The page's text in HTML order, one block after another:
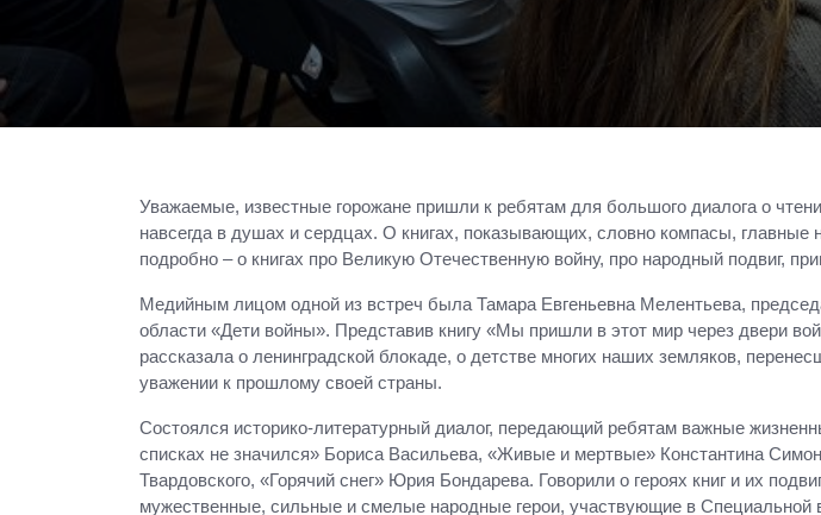
Уважаемые, известные горожане пришли к ребятам для большого диалога о
навсегда в душах и сердцах. О книгах, показывающих, словно компасы,
подробно – о книгах про Великую Отечественную войну, про народный подвиг,
Медийным лицом одной из встреч была Тамара Евгеньевна Мелентьева,
области «Дети войны». Представив книгу «Мы пришли в этот мир через двери
рассказала о ленинградской блокаде, о детстве многих наших земляков,
уважении к прошлому своей страны.
Состоялся историко-литературный диалог, передающий ребятам важные
списках не значился» Бориса Васильева, «Живые и мертвые» Константина
Твардовского, «Горячий снег» Юрия Бондарева. Говорили о героях книг и их
мужественные, сильные и смелые народные герои, участвующие в Специальной